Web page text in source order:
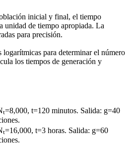
inicial y final, el tiempo
unidad de tiempo apropiada. La
para precisión.
para determinar el número
los tiempos de generación y
t=120 minutos. Salida: g=40
t=3 horas. Salida: g=60